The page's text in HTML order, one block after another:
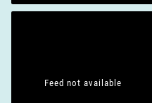
Feed not available